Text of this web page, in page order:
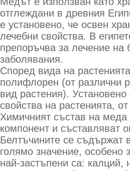
отглеждани в древния
е установено, че освен
лечебни свойства. В
препоръчва за лечение
заболявания.
Според вида на
полифлорен (от различни
вид растения).
свойства на растенията,
Химичният състав на
компонент и съставляват
Белтъчините се съдържат
голямо значение, особено
най-застъпени са: